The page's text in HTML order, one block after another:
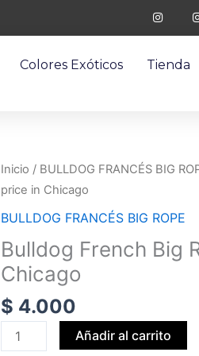
n
s
t
g
r
Colores Exóticos Tienda
Inicio / BULLDOG FRANCÉS BIG
price in Chicago
BULLDOG FRANCÉS BIG ROPE
Bulldog French Big
Chicago
$ 4.000
Bulldog
French
Big
Black
Merle
in
Chicago
Añadir al carrito